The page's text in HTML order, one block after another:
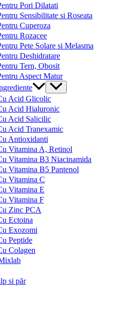
Pori Dilatati
Sensibilitate si Roseata
Cuperoza
Rozacee
Pete Solare si Melasma
Deshidratare
Tern, Obosit
Aspect Matur
Menu
Toggle
Acid Glicolic
Acid Hialuronic
Acid Salicilic
Acid Tranexamic
Antioxidanti
Vitamina A, Retinol
Vitamina B3 Niacinamida
Vitamina B5 Pantenol
Vitamina C
Vitamina E
Vitamina F
Zinc PCA
Ectoina
Exozomi
Peptide
Colagen
si păr